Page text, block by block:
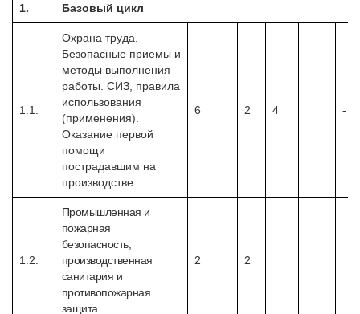
1. Базовый цикл
1.1.
Охрана труда.
Безопасные приемы и
методы выполнения
работы. СИЗ, правила
использования
(применения).
Оказание первой
помощи
пострадавшим на
производстве
6 2 4 -
1.2.
Промышленная и
пожарная
безопасность,
производственная
санитария и
противопожарная
защита
2 2